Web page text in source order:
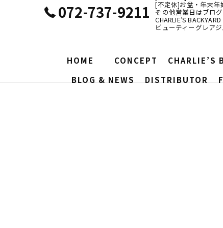
072-737-9211 [不定休]お盆・年末年
その他営業日はブロ
CHARLIE’S
ビューティーグレア
HOME CONCEPT CHARLIE’S
BLOG & NEWS
DISTRIBUTOR